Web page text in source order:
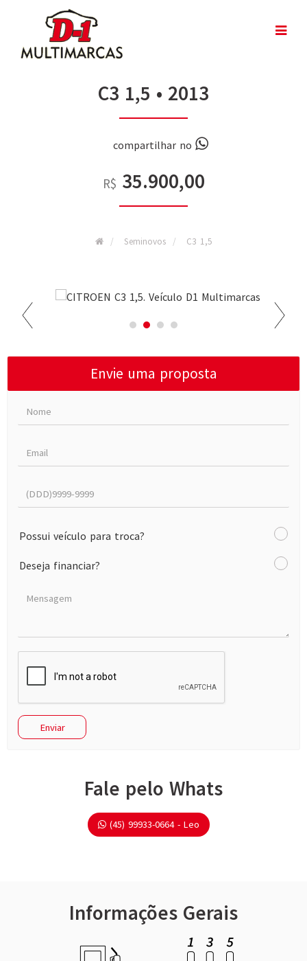
C3 1,5 • 2013
compartilhar no
R$ 35.900,00
Seminovos C3 1,5
Envie uma proposta
Possui veículo para troca?
Deseja financiar?
Fale pelo Whats
(45) 99933-0664 - Leo
Informações Gerais